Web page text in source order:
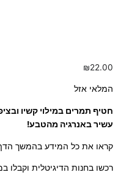
₪22.00
המלאי אזל
עשיר באנרגיה מהטבע!
קראו את כל המידע בהמשך
רכשו בחנות הדיגיטלית וקבלו